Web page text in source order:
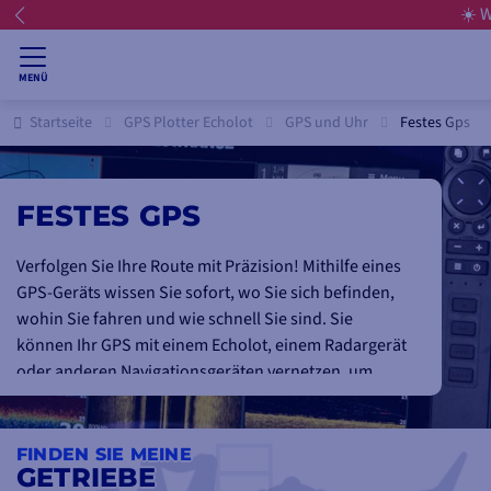
☀️
MENÜ
Startseite GPS Plotter Echolot GPS und Uhr Festes Gps
FESTES GPS
Verfolgen Sie Ihre Route mit Präzision! Mithilfe eines
GPS-Geräts wissen Sie sofort, wo Sie sich befinden,
wohin Sie fahren und wie schnell Sie sind. Sie
können Ihr GPS mit einem Echolot, einem Radargerät
oder anderen Navigationsgeräten vernetzen, um
noch mehr Möglichkeiten zu haben.
FINDEN SIE MEINE
GETRIEBE